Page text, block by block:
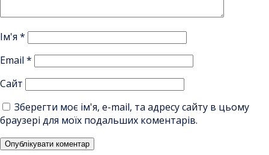
Ім'я *
Email *
Сайт
Зберегти моє ім'я, e-mail, та адресу сайту в цьому
браузері для моїх подальших коментарів.